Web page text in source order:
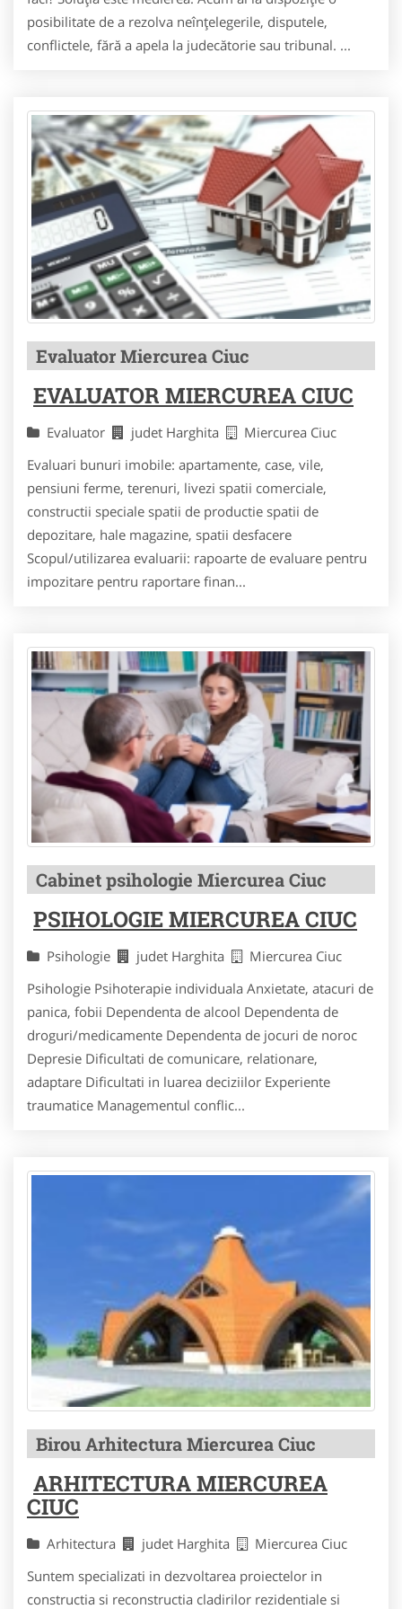
posibilitate de a rezolva neînțelegerile, disputele,
conflictele, fără a apela la judecătorie sau tribunal. ...
Evaluator Miercurea Ciuc
EVALUATOR MIERCUREA CIUC
Evaluator judet Harghita
Miercurea Ciuc
Evaluari bunuri imobile: apartamente, case, vile,
pensiuni ferme, terenuri, livezi spatii comerciale,
constructii speciale spatii de productie spatii de
depozitare, hale magazine, spatii desfacere
Scopul/utilizarea evaluarii: rapoarte de evaluare pentru
impozitare pentru raportare finan...
Cabinet psihologie Miercurea Ciuc
PSIHOLOGIE MIERCUREA CIUC
Psihologie judet Harghita
Miercurea Ciuc
Psihologie Psihoterapie individuala Anxietate, atacuri de
panica, fobii Dependenta de alcool Dependenta de
droguri/medicamente Dependenta de jocuri de noroc
Depresie Dificultati de comunicare, relationare,
adaptare Dificultati in luarea deciziilor Experiente
traumatice Managementul conflic...
Birou Arhitectura Miercurea Ciuc
ARHITECTURA MIERCUREA
CIUC
Arhitectura judet Harghita
Miercurea Ciuc
Suntem specializati in dezvoltarea proiectelor in
constructia si reconstructia cladirilor rezidentiale si